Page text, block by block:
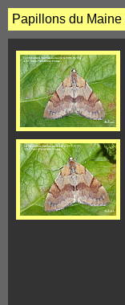
Papillons du